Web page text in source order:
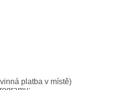
platba v místě)